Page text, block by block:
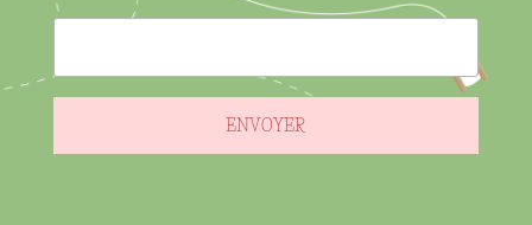
ENVOYER